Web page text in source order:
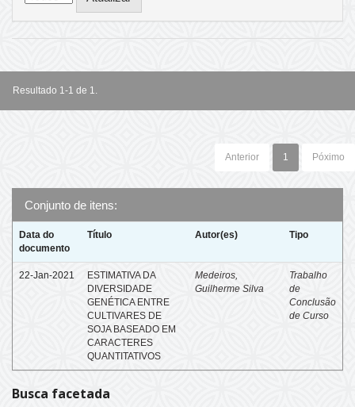
Resultado 1-1 de 1.
Anterior 1 Póximo
Conjunto de itens:
Data do
documento
Título Autor(es) Tipo
22-Jan-2021
ESTIMATIVA DA
DIVERSIDADE
GENÉTICA ENTRE
CULTIVARES DE
SOJA BASEADO EM
CARACTERES
QUANTITATIVOS
Medeiros,
Guilherme Silva
Trabalho
de
Conclusão
de Curso
Busca facetada